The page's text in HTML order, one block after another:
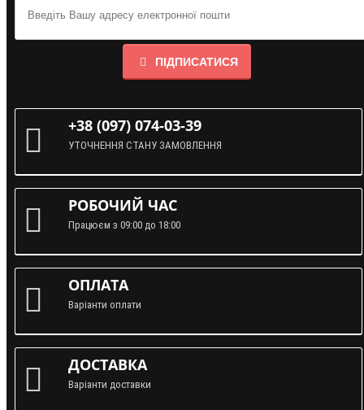
ПІДПИСАТИСЯ
+38 (097) 074-03-39
УТОЧНЕННЯ СТАНУ ЗАМОВЛЕННЯ
РОБОЧИЙ ЧАС
Працюєм з 09:00 до 18:00
ОПЛАТА
Варіанти оплати
ДОСТАВКА
Варіанти доставки